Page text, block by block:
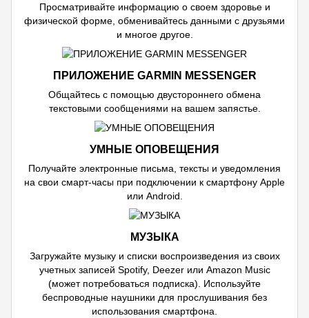
Просматривайте информацию о своем здоровье и
физической форме, обменивайтесь данными с друзьями
и многое другое.
ПРИЛОЖЕНИЕ GARMIN MESSENGER
Общайтесь с помощью двустороннего обмена
текстовыми сообщениями на вашем запястье.
УМНЫЕ ОПОВЕЩЕНИЯ
Получайте электронные письма, тексты и уведомления
на свои смарт-часы при подключении к смартфону Apple
или Android.
МУЗЫКА
Загружайте музыку и списки воспроизведения из своих
учетных записей Spotify, Deezer или Amazon Music
(может потребоваться подписка). Используйте
беспроводные наушники для прослушивания без
использования смартфона.